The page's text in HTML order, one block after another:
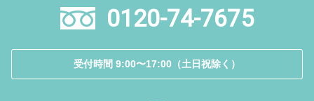
0120-74-7675
受付時間 9:00〜17:00（土日祝除く）